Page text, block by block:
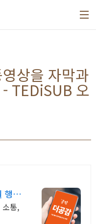
상을 자막과
TEDiSUB 오
행사
소통,